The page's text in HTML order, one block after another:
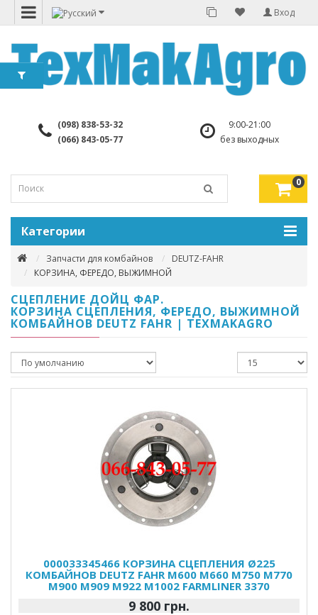
Вход
(098) 838-53-32
(066) 843-05-77
9:00-21:00
без выходных
0
Категории
Запчасти для комбайнов
DEUTZ-FAHR
КОРЗИНА, ФЕРЕДО, ВЫЖИМНОЙ
СЦЕПЛЕНИЕ ДОЙЦ ФАР.
КОРЗИНА СЦЕПЛЕНИЯ, ФЕРЕДО, ВЫЖИМНОЙ
КОМБАЙНОВ DEUTZ FAHR | TEXMAKAGRO
000033345466 КОРЗИНА СЦЕПЛЕНИЯ Ø225
КОМБАЙНОВ DEUTZ FAHR M600 M660 M750 M770
M900 M909 M922 M1002 FARMLINER 3370
9 800 грн.